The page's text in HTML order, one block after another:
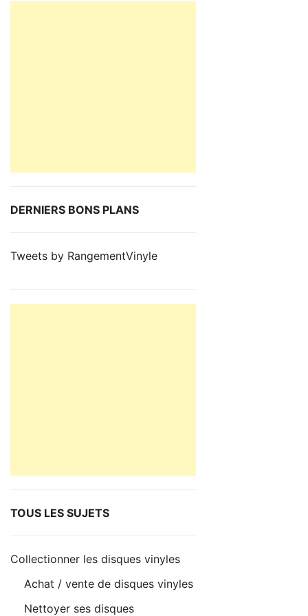
DERNIERS BONS PLANS
Tweets by RangementVinyle
TOUS LES SUJETS
Collectionner les disques vinyles
Achat / vente de disques vinyles
Nettoyer ses disques